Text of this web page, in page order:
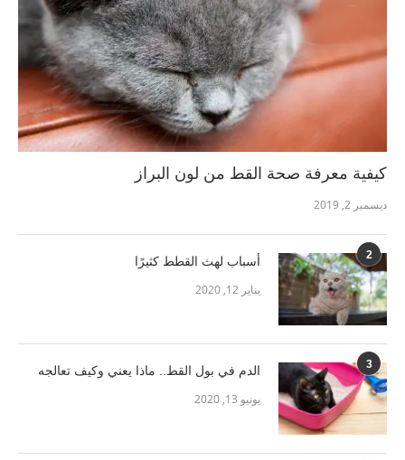
كيفية معرفة صحة القط من لون البراز
ديسمبر 2, 2019
2 أسباب لهث القطط كثيرًا
يناير 12, 2020
3 الدم في بول القط.. ماذا يعني وكيف تعالجه
يونيو 13, 2020